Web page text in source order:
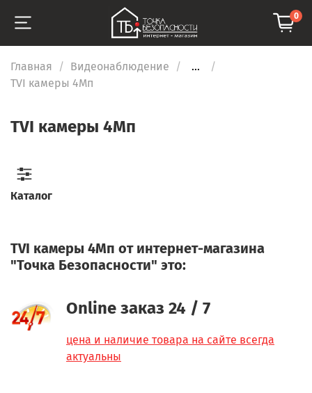
0
Главная Видеонаблюдение
...
TVI камеры 4Мп
TVI камеры 4Мп
TVI камеры 4Мп от интернет-магазина
"Точка Безопасности" это:
Online заказ 24 / 7
цена и наличие товара на сайте всегда
актуальны
Каталог